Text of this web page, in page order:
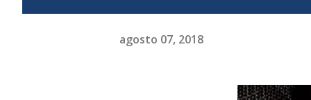
agosto 07, 2018